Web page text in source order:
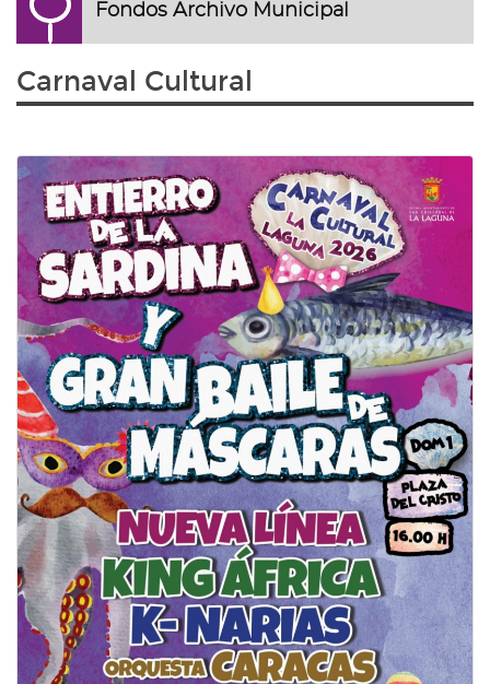
Fondos Archivo Municipal
Carnaval Cultural